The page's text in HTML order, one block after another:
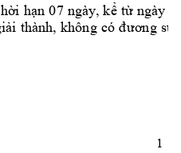
1
hạn 07 ngày, kể từ ngày
thành, không có đương sự